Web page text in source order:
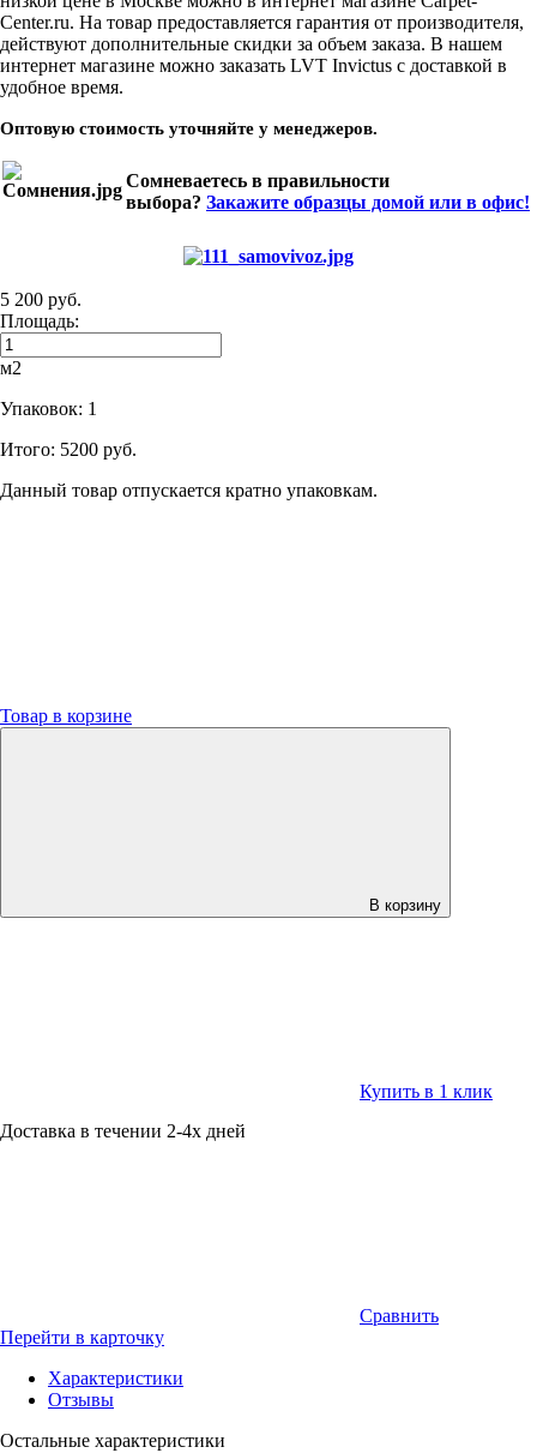
Center.ru. На товар предоставляется гарантия от производителя,
действуют дополнительные скидки за объем заказа. В нашем
интернет магазине можно заказать LVT Invictus с доставкой в
удобное время.
Оптовую стоимость уточняйте у менеджеров.
Сомневаетесь в правильности
выбора? Закажите образцы домой или в офис!
5 200 руб.
Площадь:
м2
Упаковок: 1
Итого: 5200 руб.
Данный товар отпускается кратно упаковкам.
Товар в корзине
В корзину
Купить в 1 клик
Доставка в течении 2-4х дней
Сравнить
Перейти в карточку
Характеристики
Отзывы
Остальные характеристики